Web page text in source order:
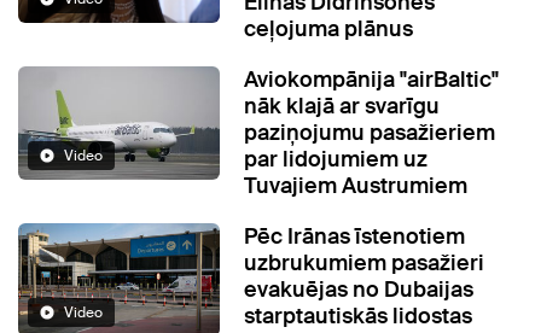
ceļojuma plānus
Video
Aviokompānija "airBaltic"
nāk klajā ar svarīgu
paziņojumu pasažieriem
par lidojumiem uz
Tuvajiem Austrumiem
Video
Pēc Irānas īstenotiem
uzbrukumiem pasažieri
evakuējas no Dubaijas
starptautiskās lidostas